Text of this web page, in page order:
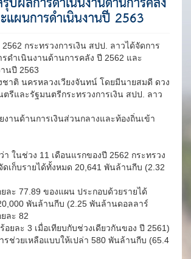
ผนการดำเนินงานปี 2563
กระทรวงการเงิน สปป. ลาวได้จัดการ
ดำเนินงานด้านการคลัง ปี 2562 และ
นปี 2563
าติ นครหลวงเวียงจันทน์ โดยมีนายสมดี ดวง
ตรีและรัฐมนตรีกระทรวงการเงิน สปป. ลาว
านด้านการเงินส่วนกลางและท้องถิ่นเข้า
ในช่วง 11 เดือนแรกของปี 2562 กระทรวง
ดเก็บรายได้ทั้งหมด 20,641 พันล้านกีบ (2.32
ละ 77.89 ของแผน ประกอบด้วยรายได้
พันล้านกีบ (2.25 พันล้านดอลลาร์
ละ 82
ยละ 3 เมื่อเทียบกับช่วงเดียวกันของ ปี 2561)
รช่วยเหลือแบบให้เปล่า 580 พันล้านกีบ (65.4